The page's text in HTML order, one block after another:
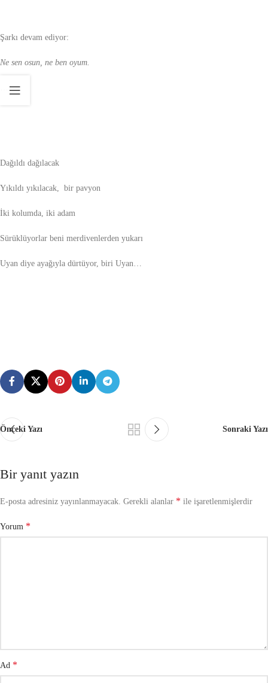
Şarkı devam ediyor:
Ne sen osun, ne ben oyum.
….
Dağıldı dağılacak
Yıkıldı yıkılacak, bir pavyon
İki kolumda, iki adam
Sürüklüyorlar beni merdivenlerden yukarı
Uyan diye ayağıyla dürtüyor, biri Uyan…
Önceki Yazı Sonraki Yazı
Bir yanıt yazın
E-posta adresiniz yayınlanmayacak. Gerekli alanlar * ile işaretlenmişlerdir
Yorum *
Ad *